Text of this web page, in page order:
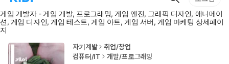
홈
으
동
색
게임 개발자 - 게임 개발, 프로그래밍, 게임 엔진, 그래픽 디자인, 애니메이
션, 게임 디자인, 게임 테스트, 게임 아트, 게임 서버, 게임 마케팅 상세페이
지
자기계발
취업/창업
컴퓨터/IT
개발/프로그래밍